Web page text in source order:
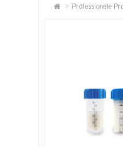
Professionele